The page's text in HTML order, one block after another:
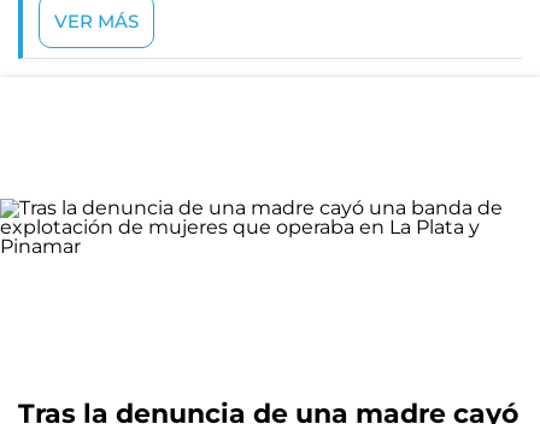
VER MÁS
Tras la denuncia de una madre cayó